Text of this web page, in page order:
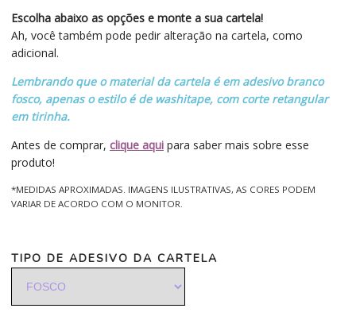
Escolha abaixo as opções e monte a sua cartela!
Ah, você também pode pedir alteração na cartela, como
adicional.
Lembrando que o material da cartela é em adesivo branco
fosco, apenas o estilo é de washitape, com corte retangular
em tirinha.
Antes de comprar, clique aqui para saber mais sobre esse
produto!
*MEDIDAS APROXIMADAS. IMAGENS ILUSTRATIVAS, AS CORES PODEM
VARIAR DE ACORDO COM O MONITOR.
TIPO DE ADESIVO DA CARTELA